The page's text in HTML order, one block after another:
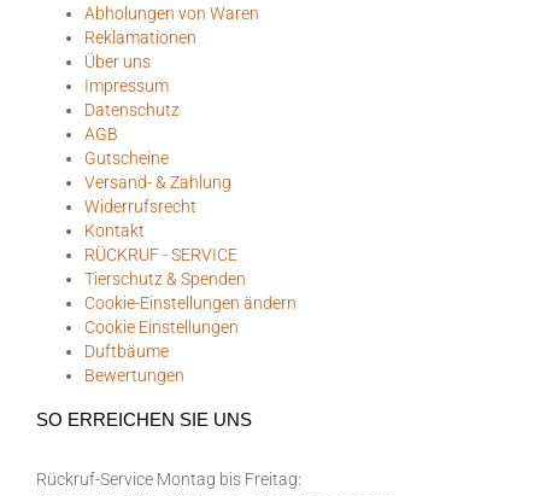
Abholungen von Waren
Reklamationen
Über uns
Impressum
Datenschutz
AGB
Gutscheine
Versand- & Zahlung
Widerrufsrecht
Kontakt
RÜCKRUF - SERVICE
Tierschutz & Spenden
Cookie-Einstellungen ändern
Cookie Einstellungen
Duftbäume
Bewertungen
SO ERREICHEN SIE UNS
Rückruf-Service Montag bis Freitag: